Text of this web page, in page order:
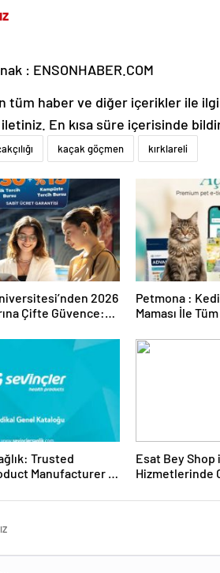
: ENSONHABER.COM
tüm haber ve diğer içerikler ile
En kısa süre içerisinde
kaçak göçmen kırklareli
2026
Çifte Güvence:
Petmona :
Maması İle
Trusted
Manufacturer in
Esat Bey Shop
Hizmetlerinde